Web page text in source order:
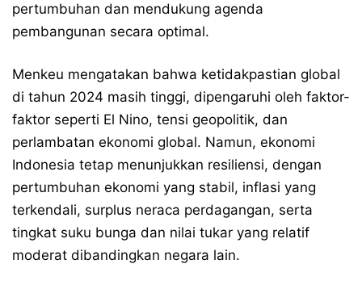
pertumbuhan dan mendukung agenda
pembangunan secara optimal.
Menkeu mengatakan bahwa ketidakpastian global
di tahun 2024 masih tinggi, dipengaruhi oleh faktor-
faktor seperti El Nino, tensi geopolitik, dan
perlambatan ekonomi global. Namun, ekonomi
Indonesia tetap menunjukkan resiliensi, dengan
pertumbuhan ekonomi yang stabil, inflasi yang
terkendali, surplus neraca perdagangan, serta
tingkat suku bunga dan nilai tukar yang relatif
moderat dibandingkan negara lain.